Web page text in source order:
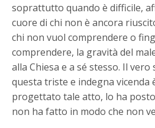
soprattutto quando è difficile,
cuore di chi non è ancora
chi non vuol comprendere o
comprendere, la gravità del
alla Chiesa e a sé stesso. Il
questa triste e indegna vicenda
progettato tale atto, lo ha
non ha fatto in modo che non